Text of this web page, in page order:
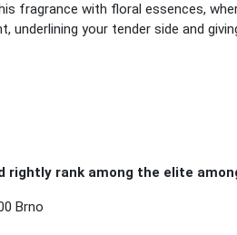
fragrance with floral essences,
your tender side and
rightly rank among the elite
Brno